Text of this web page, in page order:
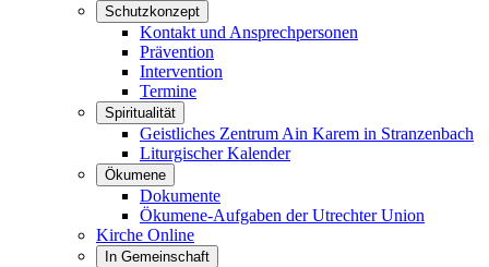
Schutzkonzept
Kontakt und Ansprechpersonen
Prävention
Intervention
Termine
Spiritualität
Geistliches Zentrum Ain Karem in Stranzenbach
Liturgischer Kalender
Ökumene
Dokumente
Ökumene-Aufgaben der Utrechter Union
Kirche Online
In Gemeinschaft